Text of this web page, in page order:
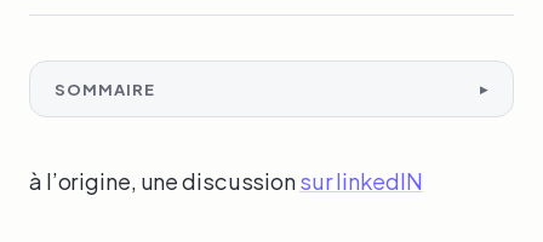
SOMMAIRE
à l’origine, une discussionsur linkedIN